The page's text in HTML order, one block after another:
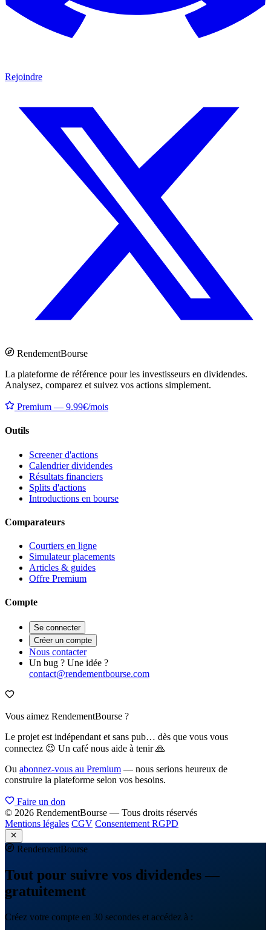
Rejoindre
RendementBourse
La plateforme de référence pour les investisseurs en dividendes.
Analysez, comparez et suivez vos actions simplement.
Premium — 9.99€/mois
Outils
Screener d'actions
Calendrier dividendes
Résultats financiers
Splits d'actions
Introductions en bourse
Comparateurs
Courtiers en ligne
Simulateur placements
Articles & guides
Offre Premium
Compte
Se connecter
Créer un compte
Nous contacter
Un bug ? Une idée ?
contact@rendementbourse.com
Vous aimez RendementBourse ?
Le projet est indépendant et sans pub… dès que vous vous
connectez 😉 Un café nous aide à tenir 🙏
Ou abonnez-vous au Premium — nous serions heureux de
construire la plateforme selon vos besoins.
Faire un don
© 2026 RendementBourse — Tous droits réservés
Mentions légales CGV Consentement RGPD
RendementBourse
Tout pour suivre vos dividendes —
gratuitement
Créez votre compte en 30 secondes et accédez à :